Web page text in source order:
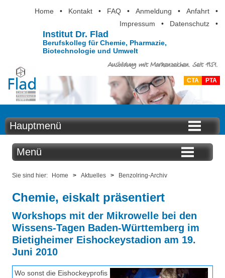
Home • Kontakt • FAQ • Anmeldung • Anfahrt
•
Impressum
• Datenschutz •
Institut Dr. Flad
Berufskolleg für Chemie, Pharmazie,
Biotechnologie und Umwelt
Ausbildung mit Markenzeichen. Seit 1951.
CTA PTA
Hauptmenü
Home
Über uns
Besonderheiten
Projekte
Menü
Aktuelles
Benzolring online
Der Institutskalender
QM-Zertifizierung nach SGB III / AZAV
Preisrätsel
Sie sind hier: Home > Aktuelles > Benzolring-Archiv
Chemie, eiskalt präsentiert
Workshops mit der Mikrowelle bei den
Wissens-Tagen Baden-Württemberg im
Bietigheimer Eishockeystadion am 19.
Juni 2010
Wo sonst die Eishockeyprofis